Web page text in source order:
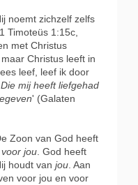
noemt zichzelf zelfs
Timoteüs 1:15c,
met Christus
Christus leeft in
leef, leef ik door
Die mij heeft liefgehad
' (Galaten
Zoon van God heeft
jou . God heeft
houdt van jou . Aan
voor jou en voor